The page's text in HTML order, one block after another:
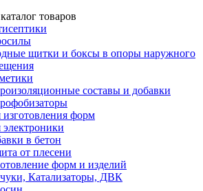
товаров
щитки и боксы в опоры наружного
составы и добавки
изготовления форм
электроники
в бетон
от плесени
форм и изделий
Катализаторы, ДВК